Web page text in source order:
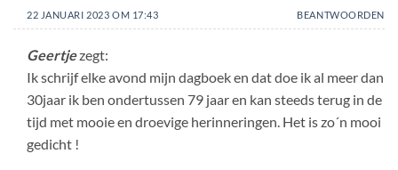
22 JANUARI 2023 OM 17:43 BEANTWOORDEN
Geertjezegt:
Ik schrijf elke avond mijn dagboek en dat doe ik al meer dan
30jaar ik ben ondertussen 79 jaar en kan steeds terug in de
tijd met mooie en droevige herinneringen. Het is zo´n mooi
gedicht !